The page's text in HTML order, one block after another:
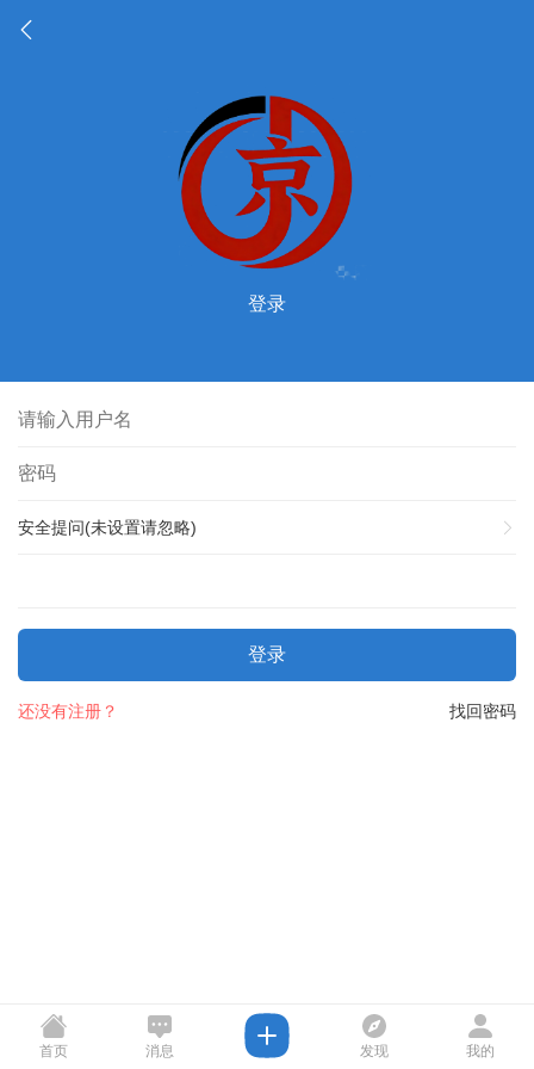
登录
安全提问(未设置请忽略)
登录
找回密码
还没有注册？
首页 消息 发现 我的